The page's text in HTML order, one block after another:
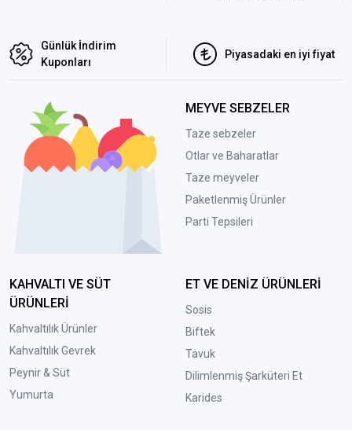
Günlük İndirim
Kuponları
Piyasadaki en iyi fiyat
MEYVE SEBZELER
Taze sebzeler
Otlar ve Baharatlar
Taze meyveler
Paketlenmiş Ürünler
Parti Tepsileri
KAHVALTI VE SÜT
ÜRÜNLERİ
Kahvaltılık Ürünler
Kahvaltılık Gevrek
Peynir & Süt
Yumurta
ET VE DENİZ ÜRÜNLERİ
Sosis
Biftek
Tavuk
Dilimlenmiş Şarküteri Et
Karides